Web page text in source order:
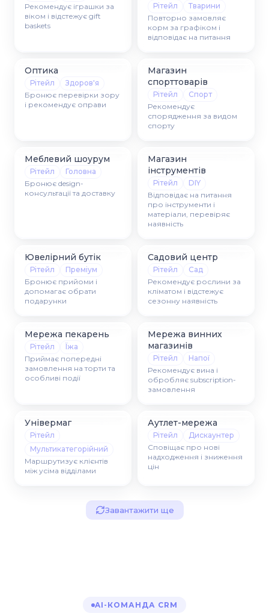
Рекомендує іграшки за
віком і відстежує gift
baskets
Рітейл
Тварини
Повторно замовляє
корм за графіком і
відповідає на питання
Оптика
Рітейл
Здоров'я
Бронює перевірки зору
і рекомендує оправи
Магазин
спорттоварів
Рітейл
Спорт
Рекомендує
спорядження за видом
спорту
Меблевий шоурум
Рітейл
Головна
Бронює design-
консультації та доставку
Магазин
інструментів
Рітейл
DIY
Відповідає на питання
про інструменти і
матеріали, перевіряє
наявність
Ювелірний бутік
Рітейл
Преміум
Бронює прийоми і
допомагає обрати
подарунки
Садовий центр
Рітейл
Сад
Рекомендує рослини за
кліматом і відстежує
сезонну наявність
Мережа пекарень
Рітейл
Їжа
Приймає попередні
замовлення на торти та
особливі події
Мережа винних
магазинів
Рітейл
Напої
Рекомендує вина і
обробляє subscription-
замовлення
Універмаг
Рітейл
Мультикатегорійний
Маршрутизує клієнтів
між усіма відділами
Аутлет-мережа
Рітейл
Дискаунтер
Сповіщає про нові
надходження і зниження
цін
Завантажити ще
AI-КОМАНДА CRM